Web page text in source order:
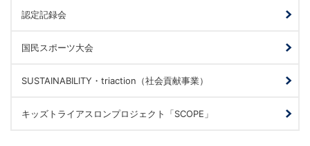
認定記録会
国民スポーツ大会
SUSTAINABILITY・triaction（社会貢献事業）
キッズトライアスロンプロジェクト「SCOPE」